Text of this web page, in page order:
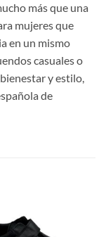
más que una
mujeres que
en un mismo
casuales o
y estilo,
de